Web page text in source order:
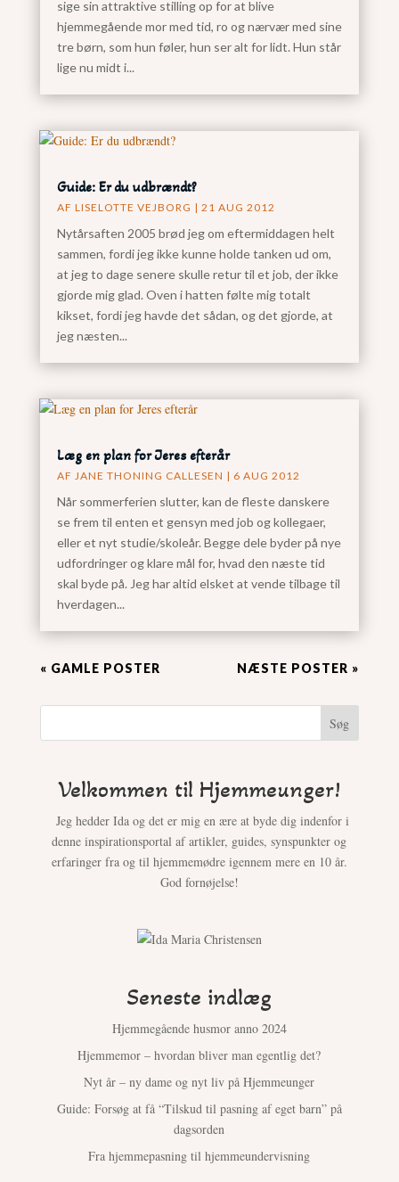
sige sin attraktive stilling op for at blive
hjemmegående mor med tid, ro og nærvær med sine
tre børn, som hun føler, hun ser alt for lidt. Hun står
lige nu midt i...
Guide: Er du udbrændt?
AF LISELOTTE VEJBORG | 21 AUG 2012
Nytårsaften 2005 brød jeg om eftermiddagen helt
sammen, fordi jeg ikke kunne holde tanken ud om,
at jeg to dage senere skulle retur til et job, der ikke
gjorde mig glad. Oven i hatten følte mig totalt
kikset, fordi jeg havde det sådan, og det gjorde, at
jeg næsten...
Læg en plan for Jeres efterår
AF JANE THONING CALLESEN | 6 AUG 2012
Når sommerferien slutter, kan de fleste danskere
se frem til enten et gensyn med job og kollegaer,
eller et nyt studie/skoleår. Begge dele byder på nye
udfordringer og klare mål for, hvad den næste tid
skal byde på. Jeg har altid elsket at vende tilbage til
hverdagen...
« GAMLE POSTER NÆSTE POSTER »
Søg
Velkommen til Hjemmeunger!
Jeg hedder Ida og det er mig en ære at byde dig indenfor i
denne inspirationsportal af artikler, guides, synspunkter og
erfaringer fra og til hjemmemødre igennem mere en 10 år.
God fornøjelse!
Seneste indlæg
Hjemmegående husmor anno 2024
Hjemmemor – hvordan bliver man egentlig det?
Nyt år – ny dame og nyt liv på Hjemmeunger
Guide: Forsøg at få “Tilskud til pasning af eget barn” på
dagsorden
Fra hjemmepasning til hjemmeundervisning